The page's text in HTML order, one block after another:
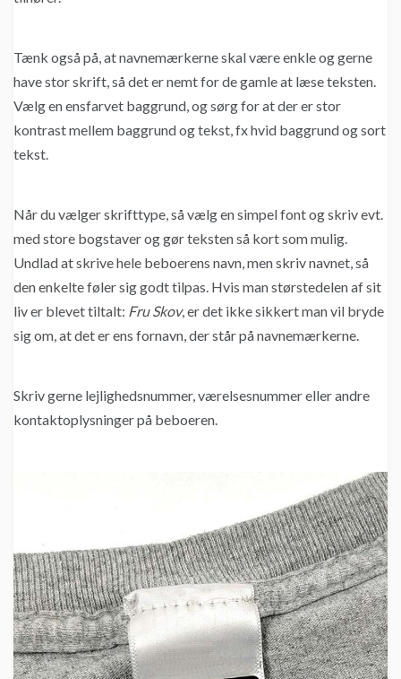
Tænk også på, at navnemærkerne skal være enkle og gerne
have stor skrift, så det er nemt for de gamle at læse teksten.
Vælg en ensfarvet baggrund, og sørg for at der er stor
kontrast mellem baggrund og tekst, fx hvid baggrund og sort
tekst.
Når du vælger skrifttype, så vælg en simpel font og skriv evt.
med store bogstaver og gør teksten så kort som mulig.
Undlad at skrive hele beboerens navn, men skriv navnet, så
den enkelte føler sig godt tilpas. Hvis man størstedelen af sit
liv er blevet tiltalt: Fru Skov, er det ikke sikkert man vil bryde
sig om, at det er ens fornavn, der står på navnemærkerne.
Skriv gerne lejlighedsnummer, værelsesnummer eller andre
kontaktoplysninger på beboeren.